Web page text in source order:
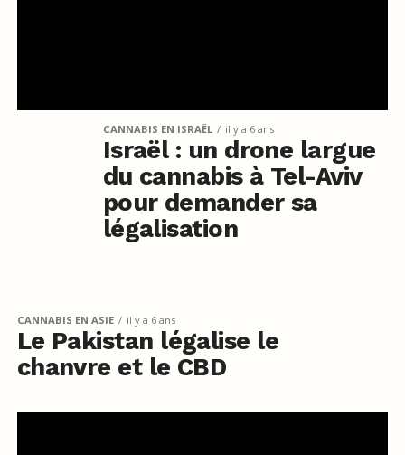
CANNABIS EN ISRAËL il y a 6 ans
Israël : un drone largue
du cannabis à Tel-Aviv
pour demander sa
légalisation
CANNABIS EN ASIE il y a 6 ans
Le Pakistan légalise le
chanvre et le CBD